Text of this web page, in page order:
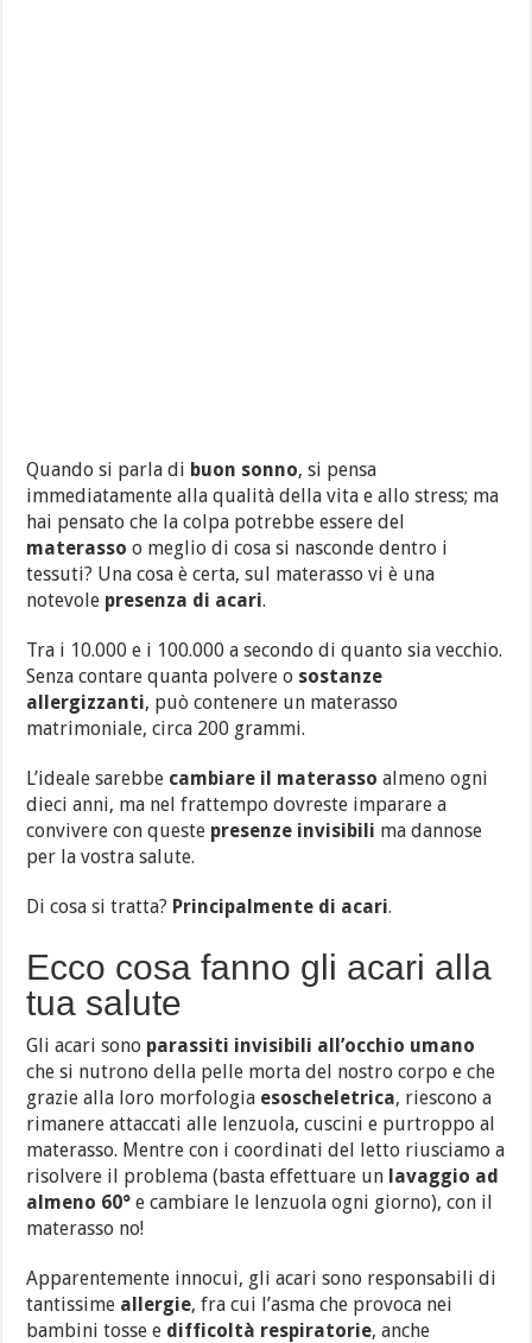
Quando si parla di buon sonno, si pensa
immediatamente alla qualità della vita e allo stress; ma
hai pensato che la colpa potrebbe essere del
materasso o meglio di cosa si nasconde dentro i
tessuti? Una cosa è certa, sul materasso vi è una
notevole presenza di acari.
Tra i 10.000 e i 100.000 a secondo di quanto sia vecchio.
Senza contare quanta polvere o sostanze
allergizzanti, può contenere un materasso
matrimoniale, circa 200 grammi.
L’ideale sarebbe cambiare il materasso almeno ogni
dieci anni, ma nel frattempo dovreste imparare a
convivere con queste presenze invisibili ma dannose
per la vostra salute.
Di cosa si tratta? Principalmente di acari.
Ecco cosa fanno gli acari alla
tua salute
Gli acari sono parassiti invisibili all’occhio umano
che si nutrono della pelle morta del nostro corpo e che
grazie alla loro morfologia esoscheletrica, riescono a
rimanere attaccati alle lenzuola, cuscini e purtroppo al
materasso. Mentre con i coordinati del letto riusciamo a
risolvere il problema (basta effettuare un lavaggio ad
almeno 60° e cambiare le lenzuola ogni giorno), con il
materasso no!
Apparentemente innocui, gli acari sono responsabili di
tantissime allergie, fra cui l’asma che provoca nei
bambini tosse e difficoltà respiratorie, anche